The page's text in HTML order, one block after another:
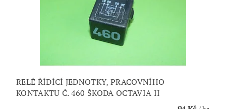
RELÉ ŘÍDÍCÍ JEDNOTKY, PRACOVNÍHO
KONTAKTU Č. 460 ŠKODA OCTAVIA II